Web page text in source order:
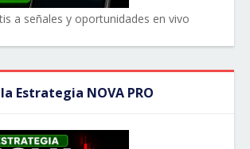
a señales y oportunidades en vivo
Estrategia NOVA PRO